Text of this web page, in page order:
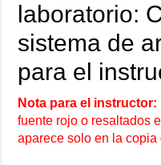
laboratorio:
sistema de
para el
Nota para el instructor:
fuente rojo o resaltados
aparece solo en la copia